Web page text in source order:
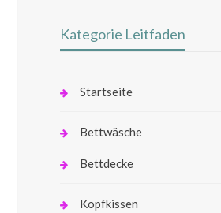
Kategorie Leitfaden
Startseite
Bettwäsche
Bettdecke
Kopfkissen